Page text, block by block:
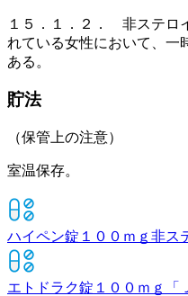
１５．１．２． 非ステロ
れている女性において、一
ある。
貯法
（保管上の注意）
室温保存。
ハイペン錠１００ｍｇ 非ス
エトドラク錠１００ｍｇ「